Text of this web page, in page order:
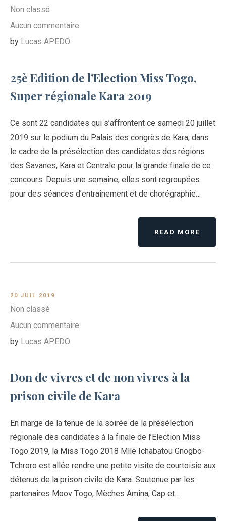
Non classé
Aucun commentaire
by Lucas APEDO
25è Edition de l’Election Miss Togo,
Super régionale Kara 2019
Ce sont 22 candidates qui s’affrontent ce samedi 20 juillet
2019 sur le podium du Palais des congrès de Kara, dans
le cadre de la présélection des candidates des régions
des Savanes, Kara et Centrale pour la grande finale de ce
concours. Depuis une semaine, elles sont regroupées
pour des séances d’entrainement et de chorégraphie…
READ MORE
20 JUIL 2019
Non classé
Aucun commentaire
by Lucas APEDO
Don de vivres et de non vivres à la
prison civile de Kara
En marge de la tenue de la soirée de la présélection
régionale des candidates à la finale de l’Election Miss
Togo 2019, la Miss Togo 2018 Mlle Ichabatou Gnogbo-
Tchroro est allée rendre une petite visite de courtoisie aux
détenus de la prison civile de Kara. Soutenue par les
partenaires Moov Togo, Mèches Amina, Cap et…